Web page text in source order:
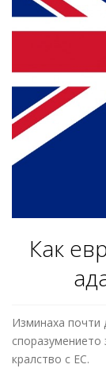
Как
Изминаха почти
кралство с ЕС.